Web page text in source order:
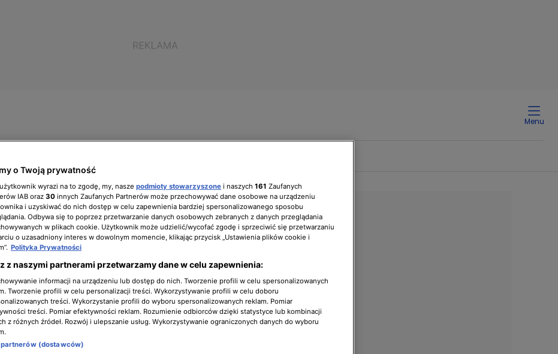
Menu
do finału godzina,
o Twoją prywatność
wyrazi na to zgodę, my, nasze podmioty stowarzyszone i naszych 161 Zaufanych
IAB oraz 30 innych Zaufanych Partnerów może przechowywać dane osobowe na urządzeniu
i uzyskiwać do nich dostęp w celu zapewnienia bardziej spersonalizowanego sposobu
Odbywa się to poprzez przetwarzanie danych osobowych zebranych z danych przeglądania
w plikach cookie. Użytkownik może udzielić/wycofać zgodę i sprzeciwić się przetwarzaniu
o uzasadniony interes w dowolnym momencie, klikając przycisk „Ustawienia plików cookie i
Polityka Prywatności
z naszymi partnerami przetwarzamy dane w celu zapewnienia:
informacji na urządzeniu lub dostęp do nich. Tworzenie profili w celu spersonalizowanych
Tworzenie profili w celu personalizacji treści. Wykorzystywanie profili w celu doboru
treści. Wykorzystanie profili do wyboru spersonalizowanych reklam. Pomiar
treści. Pomiar efektywności reklam. Rozumienie odbiorców dzięki statystyce lub kombinacji
z różnych źródeł. Rozwój i ulepszanie usług. Wykorzystywanie ograniczonych danych do wyboru
(dostawców)